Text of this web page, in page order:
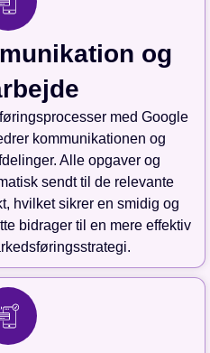
og
med Google
kommunikationen og
Alle opgaver og
sendt til de relevante
hvilket sikrer en smidig og
bidrager til en mere effektiv